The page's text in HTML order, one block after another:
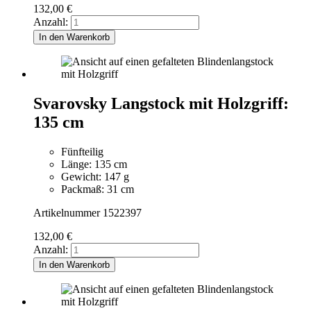
132,00 €
Anzahl:
In den Warenkorb
Svarovsky Langstock mit Holzgriff:
135 cm
Fünfteilig
Länge: 135 cm
Gewicht: 147 g
Packmaß: 31 cm
Artikelnummer 1522397
132,00 €
Anzahl:
In den Warenkorb